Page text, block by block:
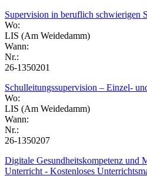
Supervision in beruflich schwierigen
Wo:
LIS (Am Weidedamm)
Wann:
Nr.:
26-1350201
Schulleitungssupervision – Einzel-
Wo:
LIS (Am Weidedamm)
Wann:
Nr.:
26-1350207
Digitale Gesundheitskompetenz und
Unterricht - Kostenloses